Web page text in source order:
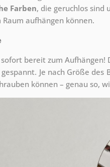
Farben, die geruchlos sind
aufhängen können.
bereit zum
Je nach Größe
können – genau so,